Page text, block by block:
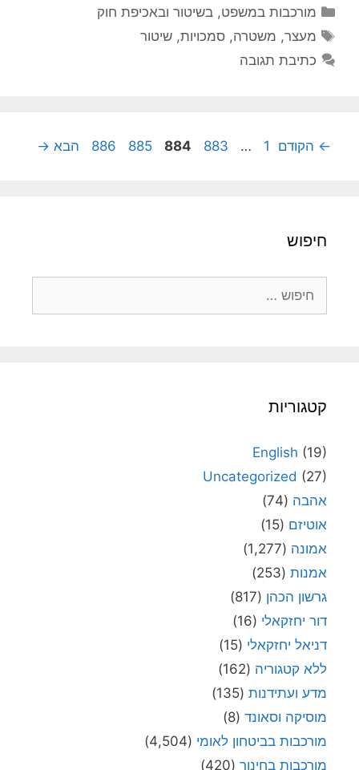
קטגוריות
מורכבות במשפט, בשיטור ובאכיפת חוק
תגיות
מעצר,משטרה,סמכויות,שיטור
כתיבת תגובה
הקודם עמוד
1
… עמוד
883 עמוד
884 עמוד
885 עמוד
886 הבא→
חיפוש
קטגוריות
English(19)
Uncategorized(27)
אהבה(74)
אוטיזם(15)
אמונה(1,277)
אמנות(253)
גרשון הכהן(817)
דור יחזקאלי(16)
דניאל יחזקאלי(15)
ללא קטגוריה(162)
מדע ועתידנות(135)
מוסיקה וסאונד(8)
מורכבות בביטחון לאומי(4,504)
מורכבות בחינוך(420)